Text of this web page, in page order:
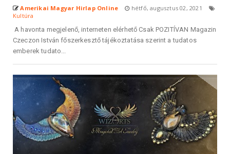
Amerikai Magyar Hirlap Online
hétfő, augusztus 02, 2021
Kultúra
A havonta megjelenő, interneten elérhető Csak POZITÍVAN Magazin
Czeczon István főszerkesztő tájékoztatása szerint a tudatos
emberek tudato...